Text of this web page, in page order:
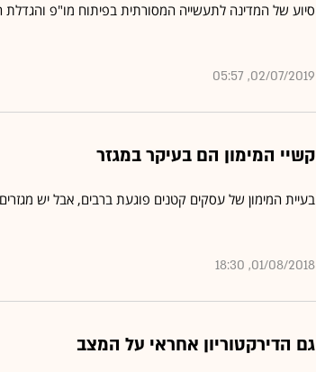
סיוע של המדינה לתעשייה המסורתית בפיתוח מו"פ והגדלת
02/07/2019, 05:57
קשיי המימון הם בעיקר במגזר
בעיית המימון של עסקים קטנים פוגעת ברבים, אבל יש
01/08/2018, 18:30
גם הדירקטוריון אחראי על המצב